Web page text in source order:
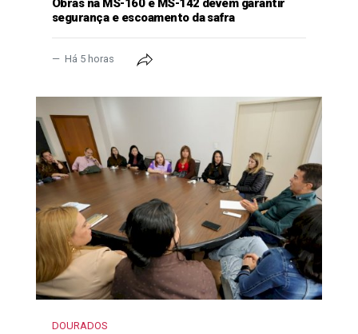
Obras na MS-160 e MS-142 devem garantir
segurança e escoamento da safra
Há 5 horas
DOURADOS